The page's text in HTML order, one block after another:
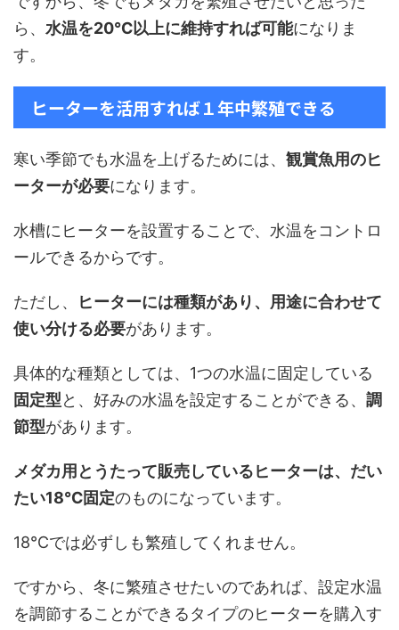
ら、 水温を20℃以上に維持すれば可能になりま
す。
ヒーターを活用すれば１年中繁殖できる
寒い季節でも水温を上げるためには、 観賞魚用のヒ
ーターが必要になります。
水槽にヒーターを設置することで、水温をコントロ
ールできるからです。
ただし、
ヒーターには種類があり、用途に合わせて
使い分ける必要があります。
具体的な種類としては、1つの水温に固定している
固定型と、好みの水温を設定することができる、 調
節型があります。
メダカ用とうたって販売しているヒーターは、だい
たい18℃固定のものになっています。
18℃では必ずしも繁殖してくれません。
ですから、冬に繁殖させたいのであれば、設定水温
を調節することができるタイプのヒーターを購入す